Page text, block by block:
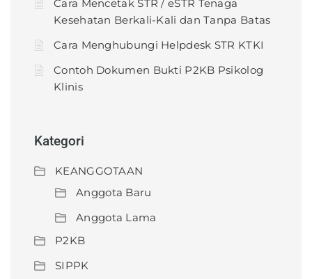
Cara Mencetak STR / eSTR Tenaga
Kesehatan Berkali-Kali dan Tanpa Batas
Cara Menghubungi Helpdesk STR KTKI
Contoh Dokumen Bukti P2KB Psikolog
Klinis
Kategori
KEANGGOTAAN
Anggota Baru
Anggota Lama
P2KB
SIPPK